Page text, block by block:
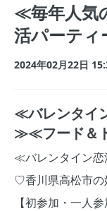
≪毎年人気
活パーテ
2024年02月22日
≪バレンタイ
≫≪フード＆
≪バレンタイン
♡香川県高松市
【初参加・一人